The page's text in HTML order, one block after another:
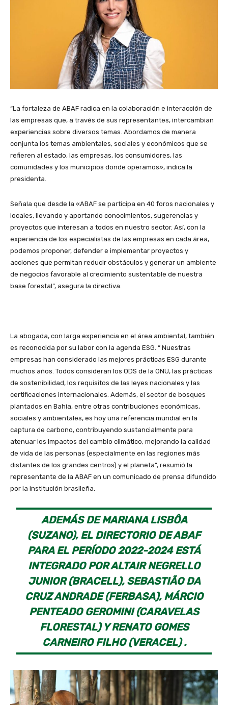
“La fortaleza de ABAF radica en la colaboración e interacción de
las empresas que, a través de sus representantes, intercambian
experiencias sobre diversos temas. Abordamos de manera
conjunta los temas ambientales, sociales y económicos que se
refieren al estado, las empresas, los consumidores, las
comunidades y los municipios donde operamos», indica la
presidenta.
Señala que desde la «ABAF se participa en 40 foros nacionales y
locales, llevando y aportando conocimientos, sugerencias y
proyectos que interesan a todos en nuestro sector. Así, con la
experiencia de los especialistas de las empresas en cada área,
podemos proponer, defender e implementar proyectos y
acciones que permitan reducir obstáculos y generar un ambiente
de negocios favorable al crecimiento sustentable de nuestra
base forestal”, asegura la directiva.
La abogada, con larga experiencia en el área ambiental, también
es reconocida por su labor con la agenda ESG. “ Nuestras
empresas han considerado las mejores prácticas ESG durante
muchos años. Todos consideran los ODS de la ONU, las prácticas
de sostenibilidad, los requisitos de las leyes nacionales y las
certificaciones internacionales. Además, el sector de bosques
plantados en Bahia, entre otras contribuciones económicas,
sociales y ambientales, es hoy una referencia mundial en la
captura de carbono, contribuyendo sustancialmente para
atenuar los impactos del cambio climático, mejorando la calidad
de vida de las personas (especialmente en las regiones más
distantes de los grandes centros) y el planeta”, resumió la
representante de la ABAF en un comunicado de prensa difundido
por la institución brasileña.
ADEMÁS DE MARIANA LISBÔA
(SUZANO), EL DIRECTORIO DE ABAF
PARA EL PERÍODO 2022-2024 ESTÁ
INTEGRADO POR ALTAIR NEGRELLO
JUNIOR (BRACELL), SEBASTIÃO DA
CRUZ ANDRADE (FERBASA), MÁRCIO
PENTEADO GEROMINI (CARAVELAS
FLORESTAL) Y RENATO GOMES
CARNEIRO FILHO (VERACEL) .